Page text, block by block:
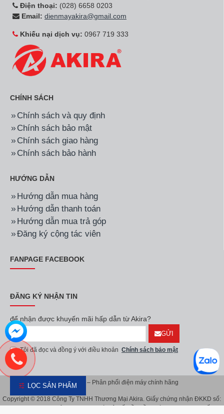
Điện thoại: (028) 6658 0203
Email: dienmayakira@gmail.com
Khiếu nại dịch vụ: 0967 719 333
CHÍNH SÁCH
Chính sách và quy định
Chính sách bảo mật
Chính sách giao hàng
Chính sách bảo hành
HƯỚNG DẪN
Hướng dẫn mua hàng
Hướng dẫn thanh toán
Hướng dẫn mua trả góp
Đăng ký cộng tác viên
FANPAGE FACEBOOK
ĐĂNG KÝ NHẬN TIN
để nhận được khuyến mãi hấp dẫn từ Akira?
GỬI
Tôi đã đọc và đồng ý với điều khoản Chính sách bảo mật
Akira Việt Nam – Phân phối điện máy chính hãng
Copyright © 2018 Công Ty TNHH Thương Mại Akira. Giấy chứng nhận ĐKKD số:
LỌC SẢN PHẨM